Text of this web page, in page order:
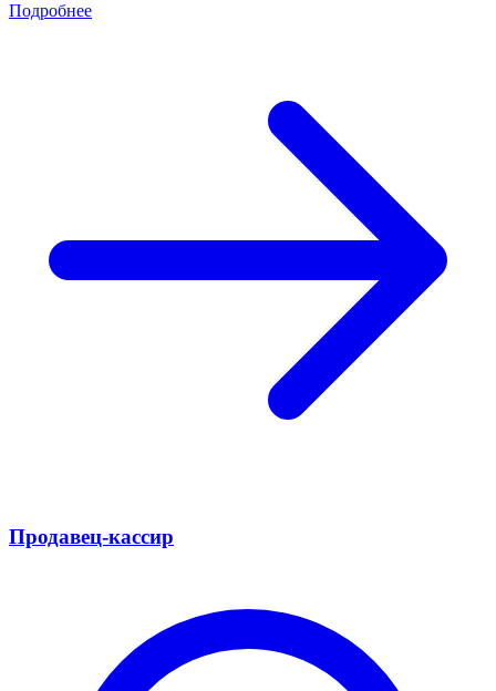
Подробнее
Продавец-кассир